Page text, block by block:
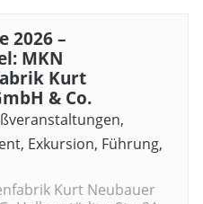
2026 –
MKN
Kurt
& Co.
,
, Exkursion, Führung,
Kurt Neubauer